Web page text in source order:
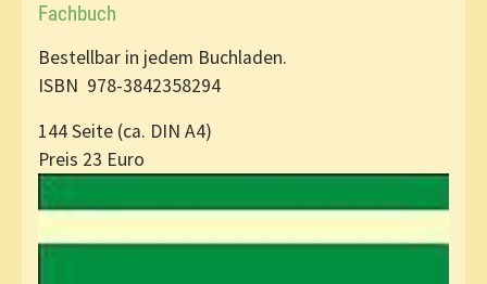
Fachbuch
Bestellbar in jedem Buchladen.
ISBN 978-3842358294
144 Seite (ca. DIN A4)
Preis 23 Euro